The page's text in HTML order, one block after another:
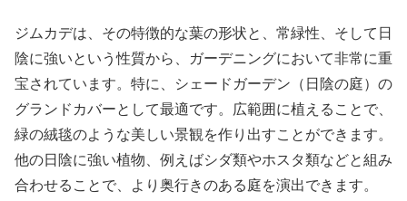
ジムカデは、その特徴的な葉の形状と、常緑性、そして日
陰に強いという性質から、ガーデニングにおいて非常に重
宝されています。特に、シェードガーデン（日陰の庭）の
グランドカバーとして最適です。広範囲に植えることで、
緑の絨毯のような美しい景観を作り出すことができます。
他の日陰に強い植物、例えばシダ類やホスタ類などと組み
合わせることで、より奥行きのある庭を演出できます。